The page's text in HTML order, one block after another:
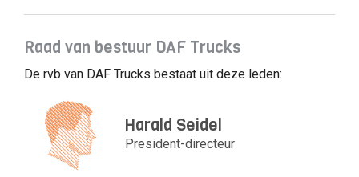
Raad van bestuur DAF Trucks
De rvb van DAF Trucks bestaat uit deze leden:
Harald Seidel
President-directeur